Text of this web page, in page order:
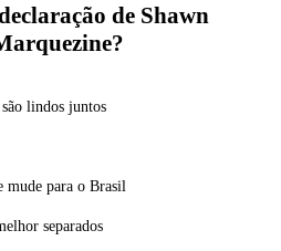
de Shawn
lindos juntos
mude para o Brasil
separados